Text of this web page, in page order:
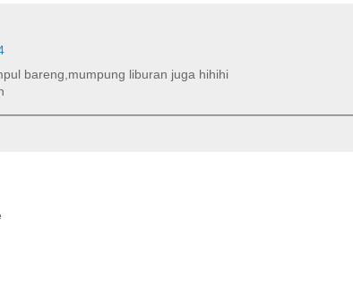
bareng,mumpung liburan juga hihihi